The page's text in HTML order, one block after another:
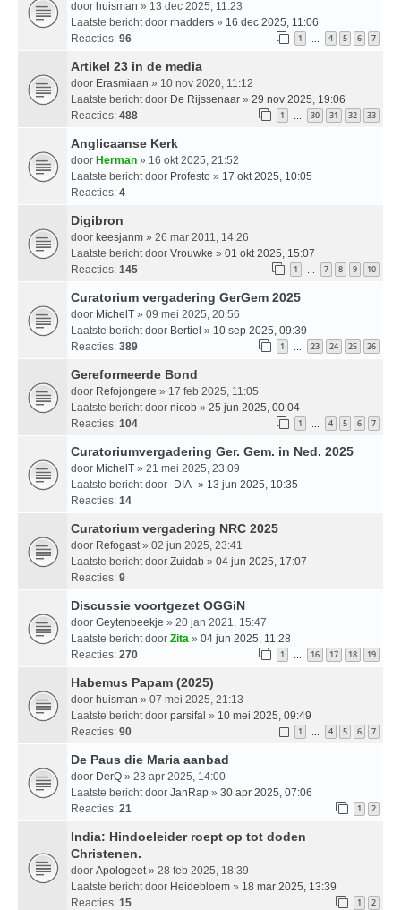
door huisman » 13 dec 2025, 11:23
Laatste bericht door rhadders » 16 dec 2025, 11:06
Reacties: 96 1 … 4 5 6 7
Artikel 23 in de media
door Erasmiaan » 10 nov 2020, 11:12
Laatste bericht door De Rijssenaar » 29 nov 2025, 19:06
Reacties: 488 1 … 30 31 32 33
Anglicaanse Kerk
door Herman » 16 okt 2025, 21:52
Laatste bericht door Profesto » 17 okt 2025, 10:05
Reacties: 4
Digibron
door keesjanm » 26 mar 2011, 14:26
Laatste bericht door Vrouwke » 01 okt 2025, 15:07
Reacties: 145 1 … 7 8 9 10
Curatorium vergadering GerGem 2025
door MichelT » 09 mei 2025, 20:56
Laatste bericht door Bertiel » 10 sep 2025, 09:39
Reacties: 389 1 … 23 24 25 26
Gereformeerde Bond
door Refojongere » 17 feb 2025, 11:05
Laatste bericht door nicob » 25 jun 2025, 00:04
Reacties: 104 1 … 4 5 6 7
Curatoriumvergadering Ger. Gem. in Ned. 2025
door MichelT » 21 mei 2025, 23:09
Laatste bericht door -DIA- » 13 jun 2025, 10:35
Reacties: 14
Curatorium vergadering NRC 2025
door Refogast » 02 jun 2025, 23:41
Laatste bericht door Zuidab » 04 jun 2025, 17:07
Reacties: 9
Discussie voortgezet OGGiN
door Geytenbeekje » 20 jan 2021, 15:47
Laatste bericht door Zita » 04 jun 2025, 11:28
Reacties: 270 1 … 16 17 18 19
Habemus Papam (2025)
door huisman » 07 mei 2025, 21:13
Laatste bericht door parsifal » 10 mei 2025, 09:49
Reacties: 90 1 … 4 5 6 7
De Paus die Maria aanbad
door DerQ » 23 apr 2025, 14:00
Laatste bericht door JanRap » 30 apr 2025, 07:06
Reacties: 21 1 2
India: Hindoeleider roept op tot doden
Christenen.
door Apologeet » 28 feb 2025, 18:39
Laatste bericht door Heidebloem » 18 mar 2025, 13:39
Reacties: 15 1 2